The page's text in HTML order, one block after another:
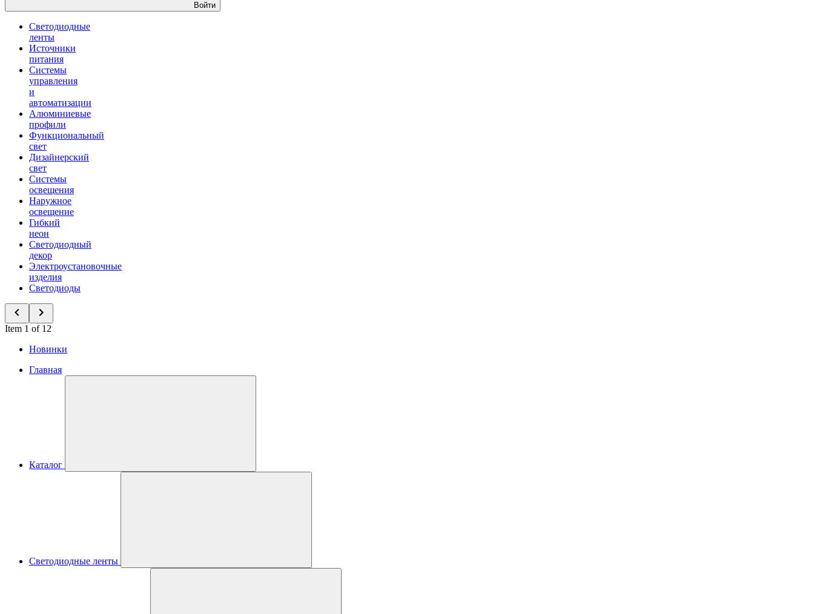
Войти
Светодиодные
ленты
Источники
питания
Системы
управления
и
автоматизации
Алюминиевые
профили
Функциональный
свет
Дизайнерский
свет
Системы
освещения
Наружное
освещение
Гибкий
неон
Светодиодный
декор
Электроустановочные
изделия
Светодиоды
Item 1 of 12
Новинки
Главная
Каталог
Светодиодные ленты